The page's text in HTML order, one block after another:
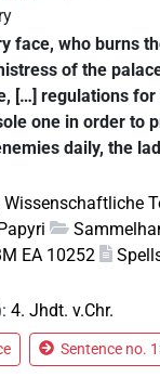
face, who burns
of the
[…] regulations
one in order to
daily, the
EA 10252
: 4. Jhdt. v.Chr.
Sentence no.